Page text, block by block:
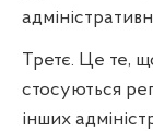
Третє. Це те,
стосуються
інших